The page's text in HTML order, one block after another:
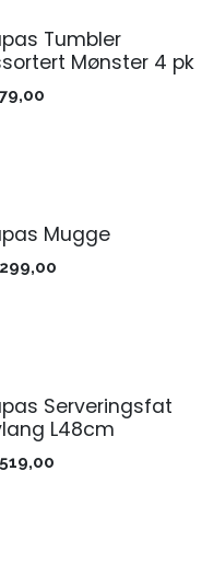
Tumbler
Mønster 4 pk
79,00
Mugge
299,00
Serveringsfat
L48cm
519,00